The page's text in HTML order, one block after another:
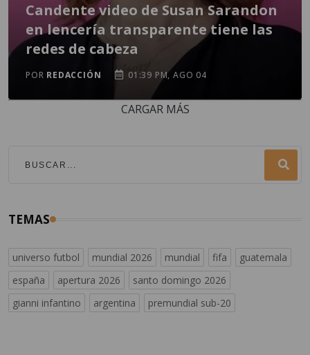
Candente video de Susan Sarandon
en lencería transparente tiene las
redes de cabeza
POR REDACCIÓN 01:39 PM, AGO 04
CARGAR MÁS
TEMAS
universo futbol mundial 2026 mundial fifa
guatemala
españa
apertura 2026
santo domingo 2026
gianni infantino
argentina premundial sub-20